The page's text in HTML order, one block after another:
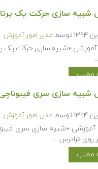
شبیه سازی حرکت یک
توسط مدیر امور آموزش
آموزشی «شبیه سازی حرکت یک
مطلب
شبیه سازی سری
توسط مدیر امور آموزش
آموزشی «شبیه سازی سری
روی فرادرس…
مطلب